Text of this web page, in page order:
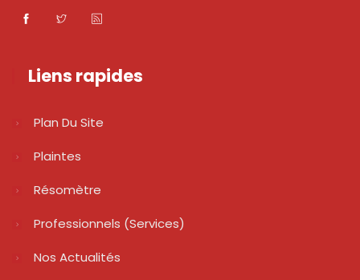
Liens rapides
Plan Du Site
Plaintes
Résomètre
Professionnels (services)
Nos Actualités